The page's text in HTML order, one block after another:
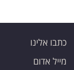
כתבו אלינו
מייל אדום